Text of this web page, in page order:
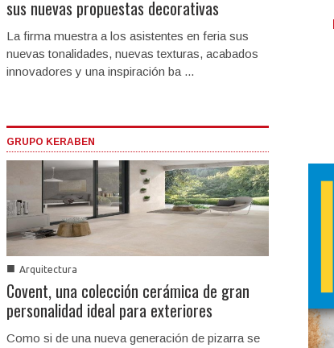
sus nuevas propuestas decorativas
La firma muestra a los asistentes en feria sus
nuevas tonalidades, nuevas texturas, acabados
innovadores y una inspiración ba ...
GRUPO KERABEN
■ Arquitectura
Covent, una colección cerámica de gran
personalidad ideal para exteriores
Como si de una nueva generación de pizarra se